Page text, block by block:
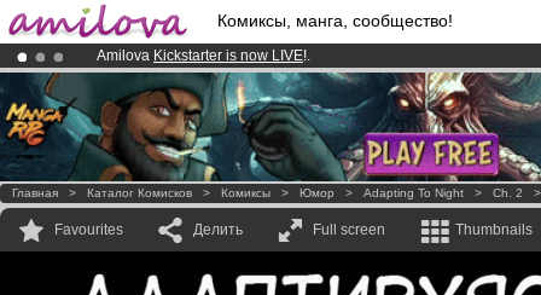
Комиксы, манга, сообщество!
Amilova Kickstarter is now LIVE!.
Already 100000membersand 1000comics & mangas!.
Premium membership from3.95 euros per month !Get membership
Главная > Каталог Комисков > Комиксы > Юмор > Adapting To Night > Ch. 2
Favourites Делить Full screen Thumbnails